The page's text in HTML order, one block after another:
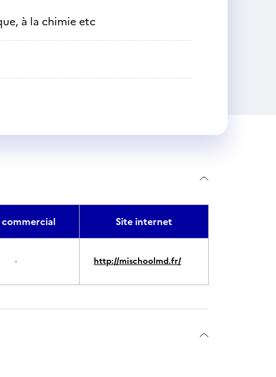
à la chimie etc
Site internet
- http://mischoolmd.fr/